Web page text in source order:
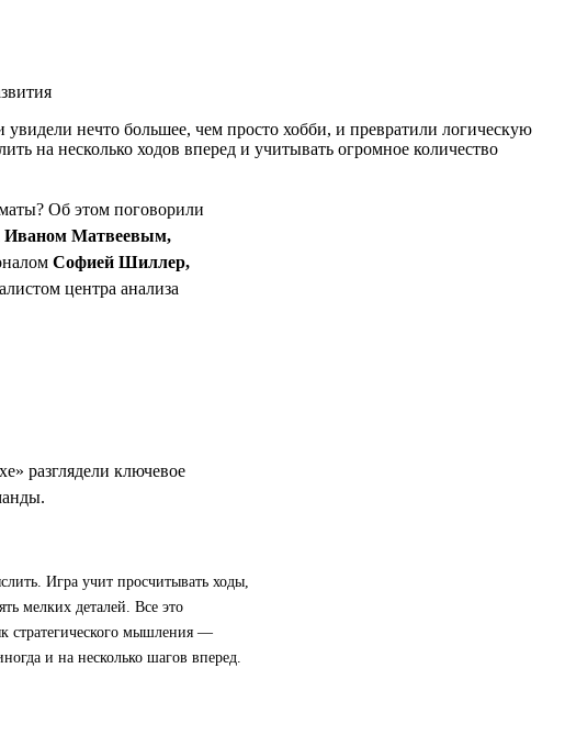
нечто большее, чем просто хобби, и превратили логическую
на несколько ходов вперед и учитывать огромное количество
Об этом поговорили
Иваном Матвеевым,
Софией Шиллер,
центра анализа
разглядели ключевое
Игра учит просчитывать ходы,
мелких деталей. Все это
стратегического мышления —
и на несколько шагов вперед.